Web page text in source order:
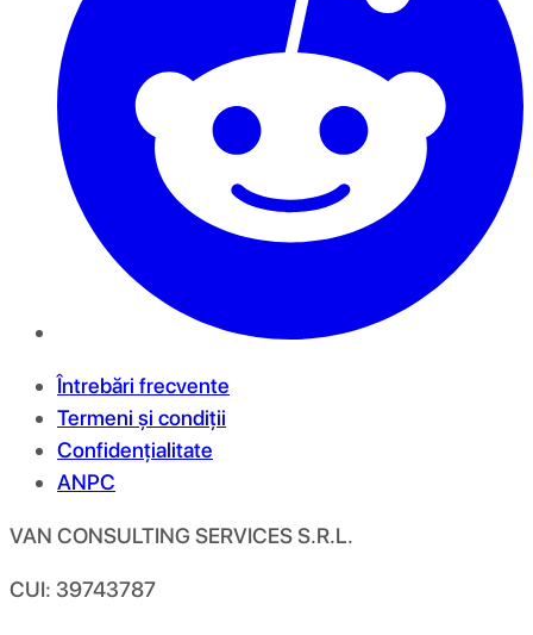
Întrebări frecvente
Termeni și condiții
Confidențialitate
ANPC
VAN CONSULTING SERVICES S.R.L.
CUI: 39743787